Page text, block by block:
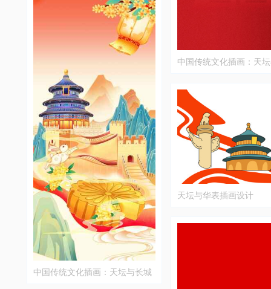
中国传统文化插画：天坛与长城
中国传统文化插画：天
天坛与华表插画设计